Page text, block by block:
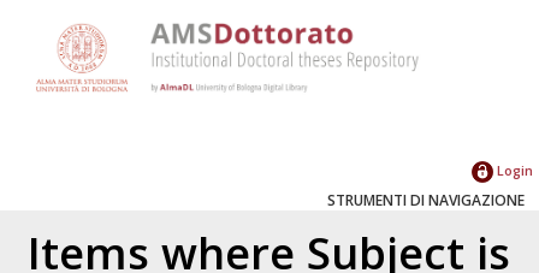
Login
STRUMENTI DI NAVIGAZIONE
Items where Subject is